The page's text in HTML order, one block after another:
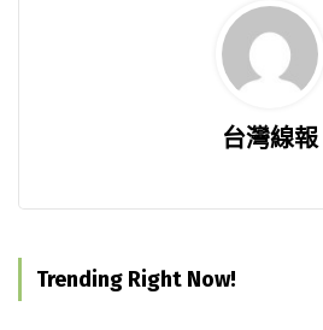
台灣線報
Trending Right Now!